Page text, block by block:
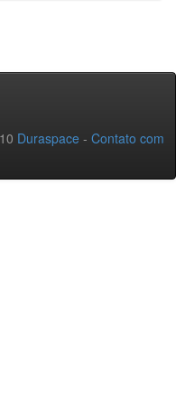
Duraspace - Contato com